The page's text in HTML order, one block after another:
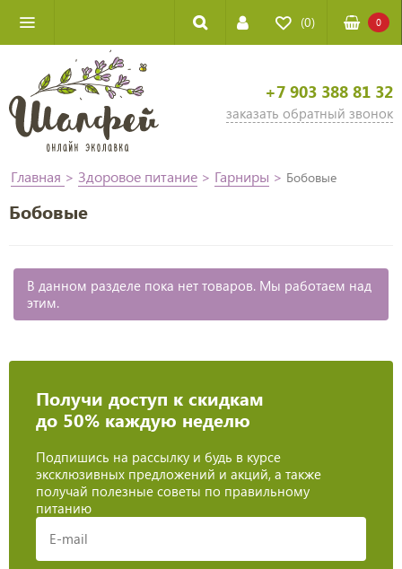
(0) 0
+7 903 388 81 32
заказать обратный звонок
Главная > Здоровое питание > Гарниры > Бобовые
Бобовые
В данном разделе пока нет товаров. Мы работаем над
этим.
Получи доступ к скидкам
до 50% каждую неделю
Подпишись на рассылку и будь в курсе
эксклюзивных предложений и акций, а также
получай полезные советы по правильному
питанию